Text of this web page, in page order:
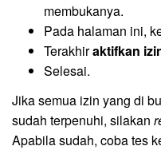
membukanya.
Pada halaman ini,
Terakhiraktifkan
Selesai.
Jika semua izin yang di
sudah terpenuhi, silakan
Apabila sudah, coba tes